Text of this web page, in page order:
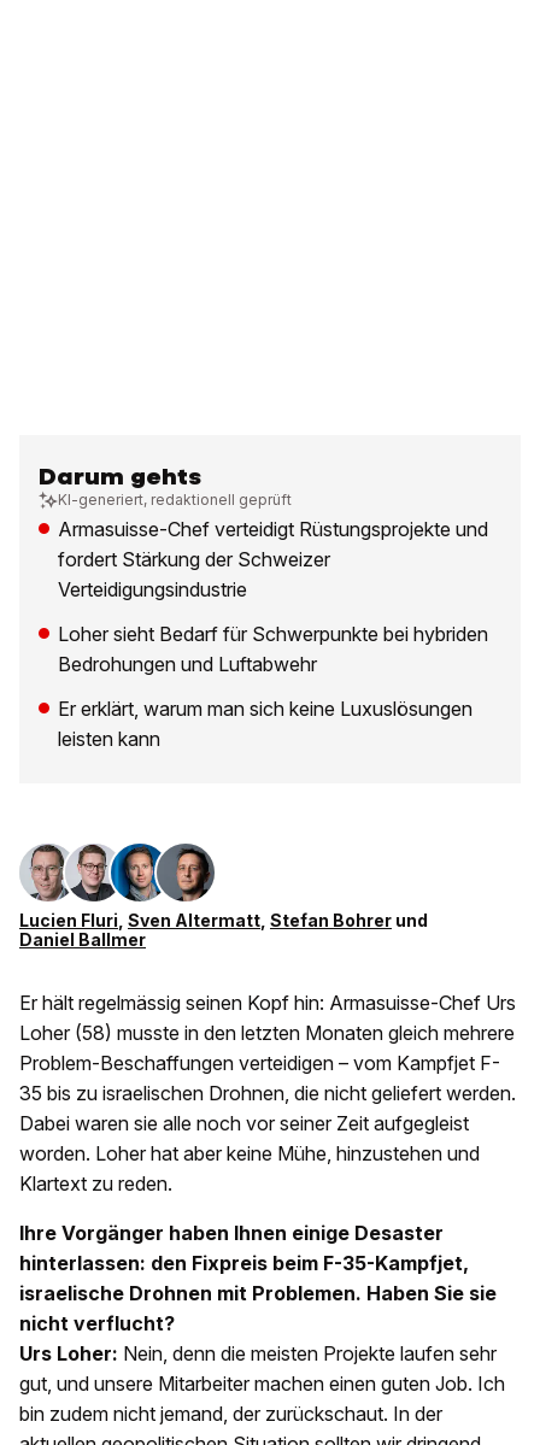
Darum gehts
KI-generiert, redaktionell geprüft
Armasuisse-Chef verteidigt Rüstungsprojekte und
fordert Stärkung der Schweizer
Verteidigungsindustrie
Loher sieht Bedarf für Schwerpunkte bei hybriden
Bedrohungen und Luftabwehr
Er erklärt, warum man sich keine Luxuslösungen
leisten kann
Lucien Fluri Sven Altermatt Stefan Bohrer und
Daniel Ballmer
Er hält regelmässig seinen Kopf hin: Armasuisse-Chef Urs
Loher (58) musste in den letzten Monaten gleich mehrere
Problem-Beschaffungen verteidigen – vom Kampfjet F-
35 bis zu israelischen Drohnen, die nicht geliefert werden.
Dabei waren sie alle noch vor seiner Zeit aufgegleist
worden. Loher hat aber keine Mühe, hinzustehen und
Klartext zu reden.
Ihre Vorgänger haben Ihnen einige Desaster
hinterlassen: den Fixpreis beim F-35-Kampfjet,
israelische Drohnen mit Problemen. Haben Sie sie
nicht verflucht?
Urs Loher: Nein, denn die meisten Projekte laufen sehr
gut, und unsere Mitarbeiter machen einen guten Job. Ich
bin zudem nicht jemand, der zurückschaut. In der